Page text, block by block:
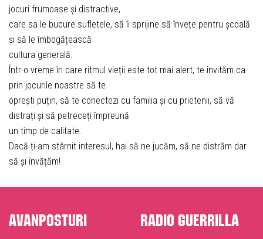
jocuri frumoase și distractive,
care sa le bucure sufletele, să îi sprijine să învețe pentru școală
și să le îmbogățească
cultura generală.
Într-o vreme în care ritmul vieții este tot mai alert, te invităm ca
prin jocurile noastre să te
oprești puțin, să te conectezi cu familia și cu prietenii, să vă
distrați și să petreceți împreună
un timp de calitate.
Dacă ți-am stârnit interesul, hai să ne jucăm, să ne distrăm dar
să și învățăm!
Avanposturi Radio Guerrilla